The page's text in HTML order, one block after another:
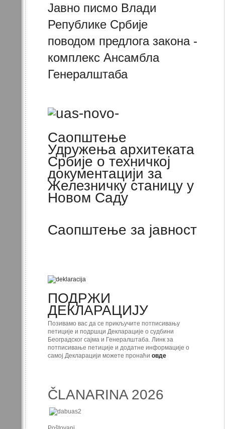
Јавно писмо Влади
Републике Србије
поводом предлога закона -
комплекс Ансамбла
Генералштаба
Саопштење
Удружења архитеката
Србије о техничкој
документацији за
Железничку станицу у
Новом Саду
Саопштење за јавност
ПОДРЖИ
ДЕКЛАРАЦИЈУ
Позивамо вас да се прикључите потписивању
петиције и подршци Декларације о судбини
Београдског сајма и Генералштаба. Линк за
потписивање петиције и додатне информације о
самој Декларацији можете пронаћи овде
ČLANARINA 2026